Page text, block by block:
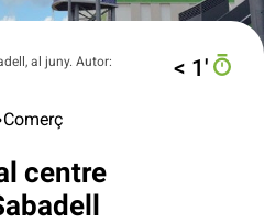
al juny. Autor:
< 1′
Comerç
centre